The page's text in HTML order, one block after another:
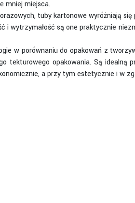
mniej miejsca.
tuby kartonowe wyróżniają
wytrzymałość są one praktycznie
w porównaniu do opakowań z
opakowania. Są idealną
a przy tym estetycznie i w